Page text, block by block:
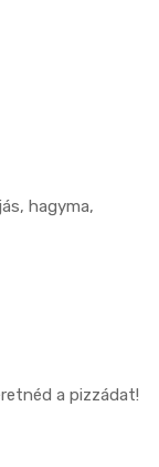
hagyma,
a pizzádat!